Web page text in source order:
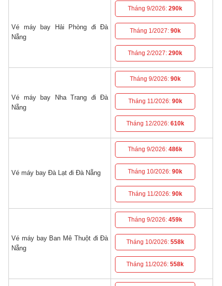
Vé máy bay Hải Phòng đi Đà
Nẵng
Tháng 9/2026:290k
Tháng 1/2027: 90k
Tháng 2/2027:290k
Vé máy bay Nha Trang đi Đà
Nẵng
Tháng 9/2026: 90k
Tháng 11/2026: 90k
Tháng 12/2026: 610k
Vé máy bay Đà Lạt đi Đà Nẵng
Tháng 9/2026:486k
Tháng 10/2026:90k
Tháng 11/2026: 90k
Vé máy bay Ban Mê Thuột đi Đà
Nẵng
Tháng 9/2026:459k
Tháng 10/2026: 558k
Tháng 11/2026:558k